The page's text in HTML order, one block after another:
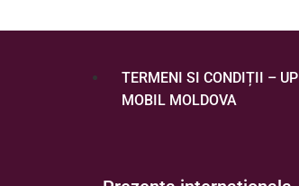
TERMENI SI CONDIȚII – UP
MOBIL MOLDOVA